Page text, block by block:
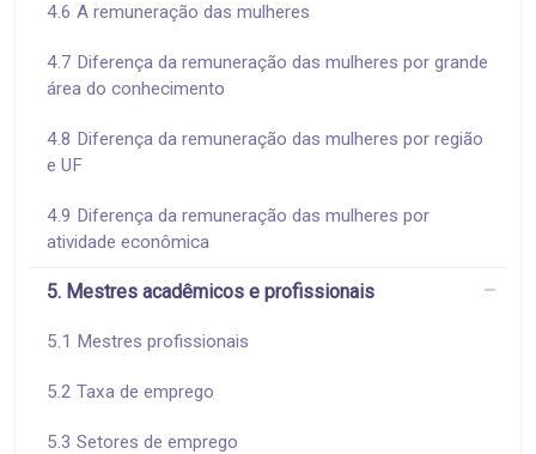
4.6 A remuneração das mulheres
4.7 Diferença da remuneração das mulheres por grande
área do conhecimento
4.8 Diferença da remuneração das mulheres por região
e UF
4.9 Diferença da remuneração das mulheres por
atividade econômica
5. Mestres acadêmicos e profissionais
5.1 Mestres profissionais
5.2 Taxa de emprego
5.3 Setores de emprego